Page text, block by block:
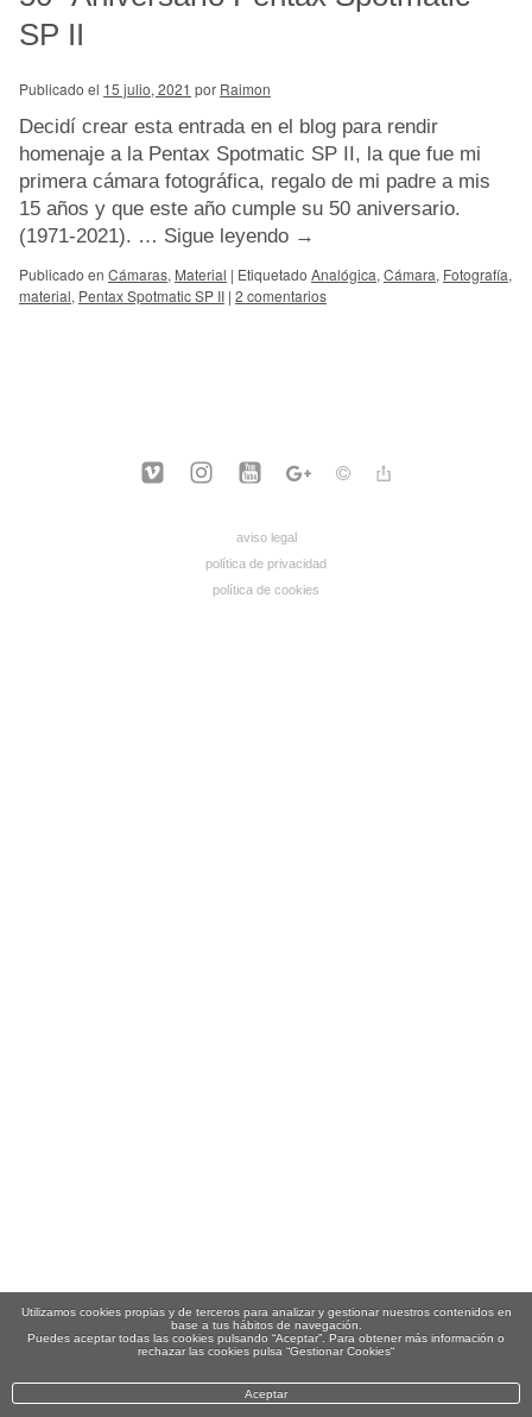
SP II
Publicado el 15 julio, 2021 por Raimon
Decidí crear esta entrada en el blog para rendir
homenaje a la Pentax Spotmatic SP II, la que fue mi
primera cámara fotográfica, regalo de mi padre a mis
15 años y que este año cumple su 50 aniversario.
(1971-2021). … Sigue leyendo →
Publicado en Cámaras, Material | Etiquetado Analógica, Cámara, Fotografía,
material, Pentax Spotmatic SP II | 2 comentarios
aviso legal
política de privacidad
política de cookies
Utilizamos cookies propias y de terceros para analizar y gestionar nuestros contenidos en
base a tus hábitos de navegación.
Puedes aceptar todas las cookies pulsando “Aceptar”. Para obtener más información o
rechazar las cookies pulsa “Gestionar Cookies“
Aceptar